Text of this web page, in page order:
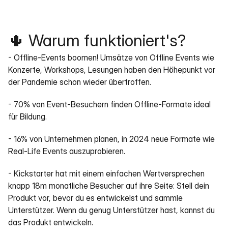
🌵 Warum funktioniert's?
- Offline-Events boomen! Umsätze von Offline Events wie
Konzerte, Workshops, Lesungen haben den Höhepunkt vor
der Pandemie schon wieder übertroffen.
- 70% von Event-Besuchern finden Offline-Formate ideal
für Bildung.
- 16% von Unternehmen planen, in 2024 neue Formate wie
Real-Life Events auszuprobieren.
- Kickstarter hat mit einem einfachen Wertversprechen
knapp 18m monatliche Besucher auf ihre Seite: Stell dein
Produkt vor, bevor du es entwickelst und sammle
Unterstützer. Wenn du genug Unterstützer hast, kannst du
das Produkt entwickeln.